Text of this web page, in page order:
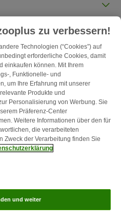
Karriere
Corporate
zu verbessern!
Technologien (“Cookies”) auf
erforderliche Cookies, damit
einkaufen können. Mit Ihrem
, Funktionelle- und
um Ihre Erfahrung mit unserer
Produkte und
Personalisierung von Werbung. Sie
Präferenz-Center
Weitere Informationen über den für
die verarbeiteten
Zweck der Verarbeitung finden Sie
und weiter